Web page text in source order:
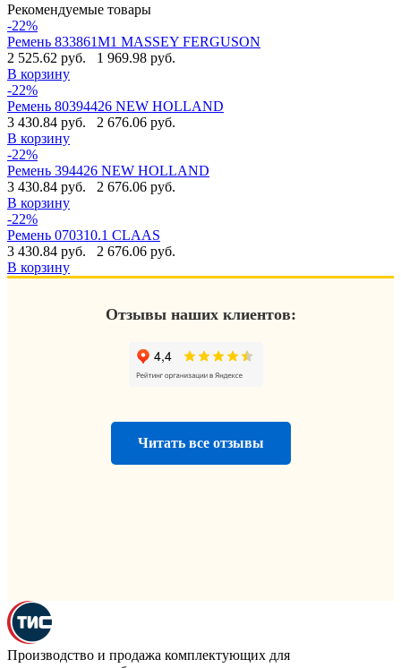
Рекомендуемые товары
-22%
Ремень 833861M1 MASSEY FERGUSON
2 525.62 руб.
1 969.98 руб.
В корзину
-22%
Ремень 80394426 NEW HOLLAND
3 430.84 руб.
2 676.06 руб.
В корзину
-22%
Ремень 394426 NEW HOLLAND
3 430.84 руб.
2 676.06 руб.
В корзину
-22%
Ремень 070310.1 CLAAS
3 430.84 руб.
2 676.06 руб.
В корзину
Отзывы наших клиентов:
Читать все отзывы
Производство и продажа комплектующих для